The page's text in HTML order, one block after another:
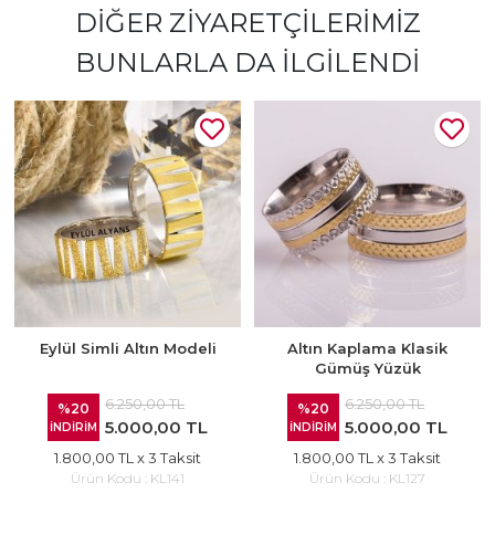
DIĞER ZIYARETÇILERIMIZ
BUNLARLA DA İLGILENDI
Eylül Simli Altın Modeli
%20
İNDİRİM
6.250,00 TL
5.000,00 TL
1.800,00 TL x 3 Taksit
Ürün Kodu : KL141
Altın Kaplama Klasik
Gümüş Yüzük
%20
İNDİRİM
6.250,00 TL
5.000,00 TL
1.800,00 TL x 3 Taksit
Ürün Kodu : KL127